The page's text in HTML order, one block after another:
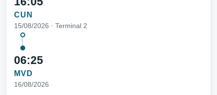
CUN
15/08/2026 · Terminal 2
06:25
MVD
16/08/2026